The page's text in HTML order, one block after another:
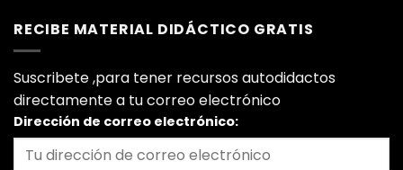
RECIBE MATERIAL DIDÁCTICO GRATIS
Suscribete ,para tener recursos autodidactos
directamente a tu correo electrónico
Dirección de correo electrónico: